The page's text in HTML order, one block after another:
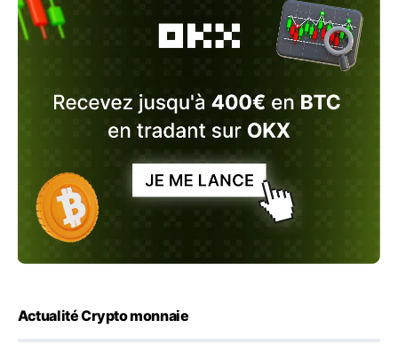
Actualité Crypto monnaie